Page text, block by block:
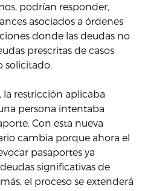
podrían responder,
asociados a órdenes
donde las deudas no
prescritas de casos
solicitado.
la restricción aplicaba
persona intentaba
Con esta nueva
cambia porque ahora el
pasaportes ya
significativas de
el proceso se extenderá